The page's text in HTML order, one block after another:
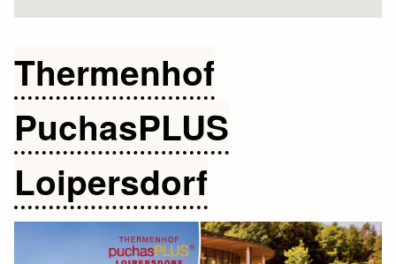
Thermenhof
PuchasPLUS
Loipersdorf